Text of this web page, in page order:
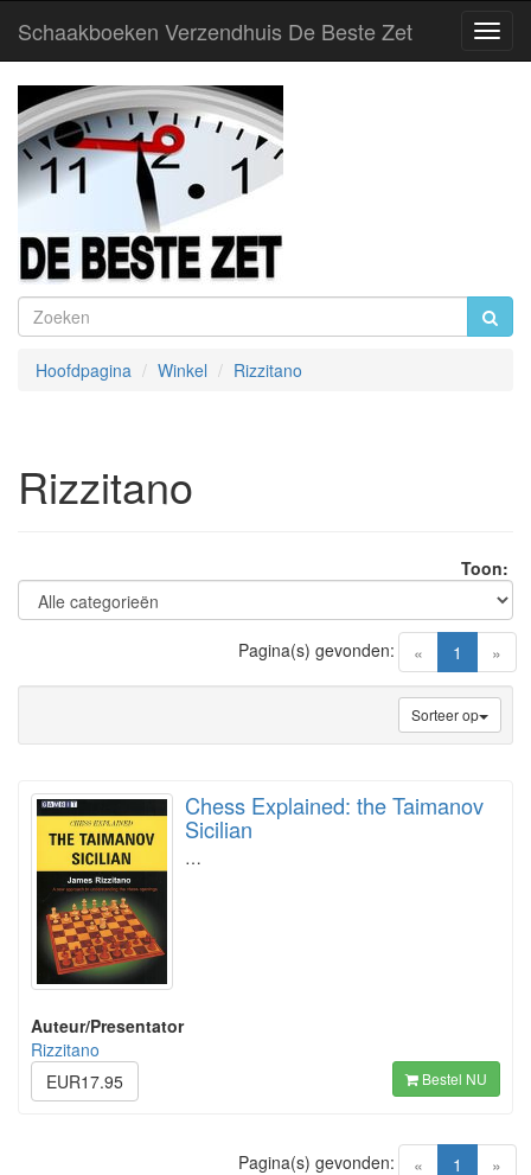
Schaakboeken Verzendhuis De Beste Zet
Hoofdpagina Winkel Rizzitano
Rizzitano
Toon:
« 1 (current)
»
Pagina(s) gevonden:
Sorteer op
Chess Explained: the Taimanov
Sicilian
…
Auteur/Presentator
Rizzitano
EUR17.95
Bestel NU
« 1 (current)
»
Pagina(s) gevonden: